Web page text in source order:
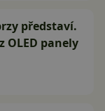
představí.
OLED panely